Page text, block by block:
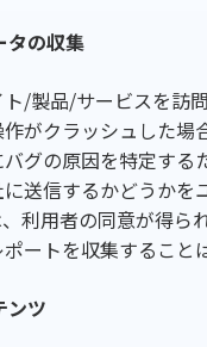
タの収集
/製品/サービスを訪
がクラッシュした場
グの原因を特定する
送信するかどうかを
利用者の同意が得ら
ートを収集すること
ンツ